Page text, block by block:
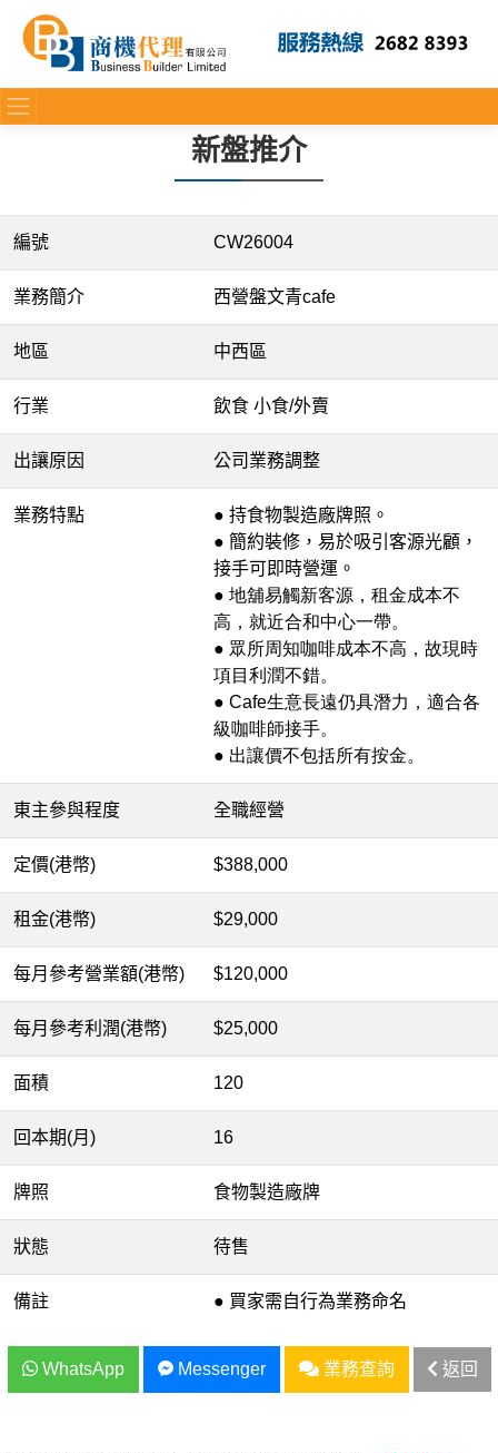
新盤推介
編號 CW26004
業務簡介 西營盤文青cafe
地區 中西區
行業 飲食 小食/外賣
出讓原因 公司業務調整
業務特點
● 持食物製造廠牌照。
● 簡約裝修，易於吸引客源光顧，
接手可即時營運。
● 地舖易觸新客源，租金成本不
高，就近合和中心一帶。
● 眾所周知咖啡成本不高，故現時
項目利潤不錯。
● Cafe生意長遠仍具潛力，適合各
級咖啡師接手。
● 出讓價不包括所有按金。
東主參與程度 全職經營
定價(港幣) $388,000
租金(港幣) $29,000
每月參考營業額(港幣) $120,000
每月參考利潤(港幣) $25,000
面積 120
回本期(月) 16
牌照 食物製造廠牌
狀態 待售
備註 ● 買家需自行為業務命名
WhatsApp Messenger 業務查詢 返回